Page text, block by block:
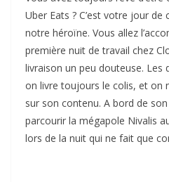
Uber Eats ? C’est votre jour de
notre héroïne. Vous allez
première nuit de travail chez
livraison un peu douteuse. Les
on livre toujours le colis, et on
sur son contenu. A bord de
parcourir la mégapole Nivalis
lors de la nuit qui ne fait que